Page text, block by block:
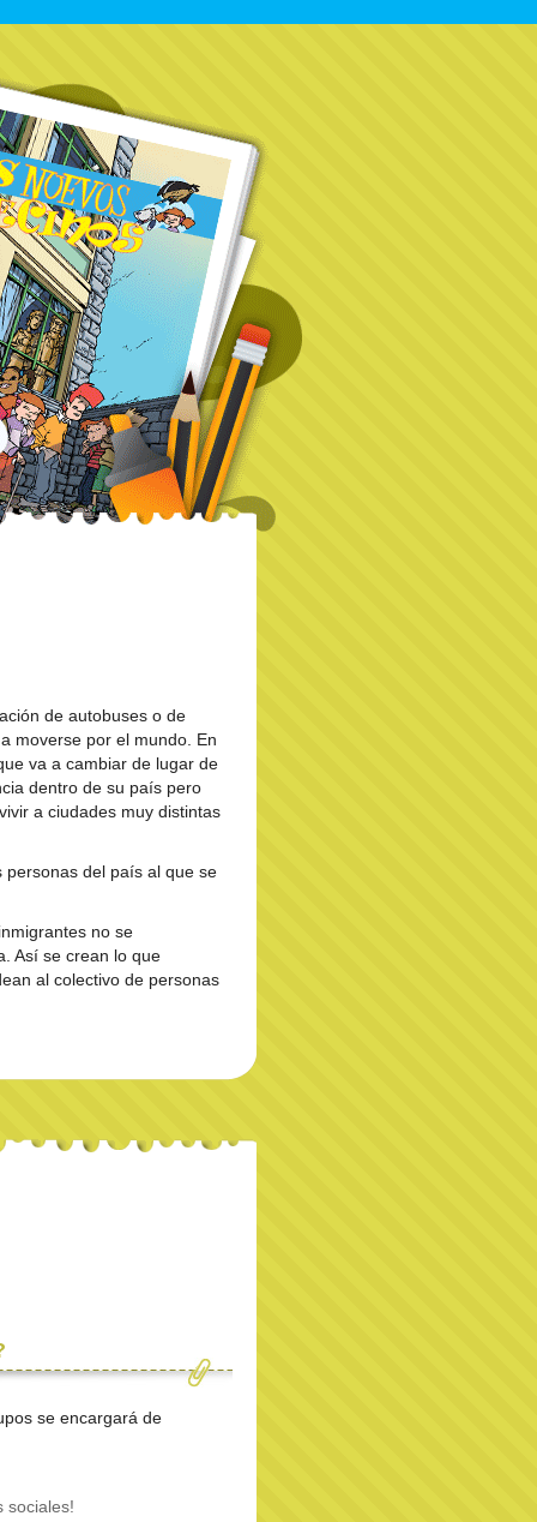
de autobuses o de
moverse por el mundo. En
va a cambiar de lugar de
dentro de su país pero
a ciudades muy distintas
del país al que se
no se
Así se crean lo que
al colectivo de personas
se encargará de
sociales!